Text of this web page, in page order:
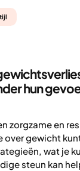
hun
zorgzame en
over gewicht
wat je
steun kan